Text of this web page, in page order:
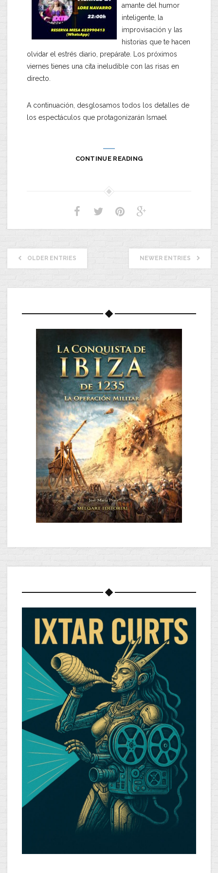
amante del humor
inteligente, la
improvisación y las
historias que te hacen
olvidar el estrés diario, prepárate. Los próximos
viernes tienes una cita ineludible con las risas en
directo.
​A continuación, desglosamos todos los detalles de
los espectáculos que protagonizarán Ismael
CONTINUE READING
OLDER ENTRIES NEWER ENTRIES